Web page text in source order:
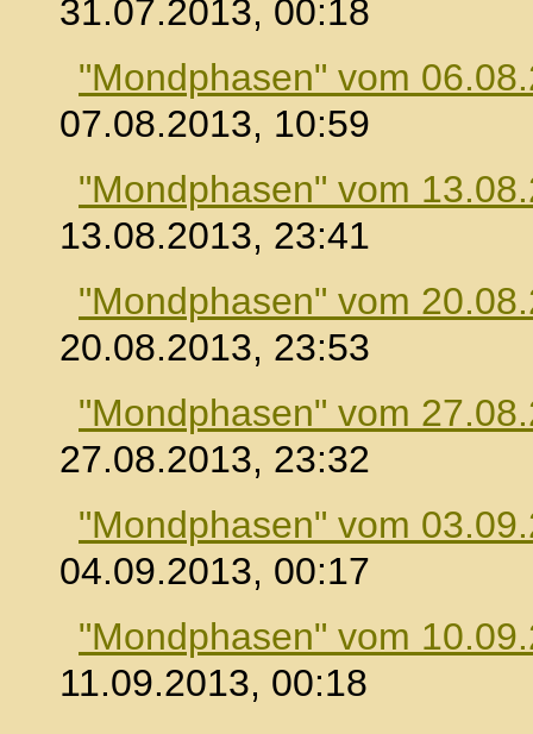
31.07.2013, 00:18
"Mondphasen" vom
07.08.2013, 10:59
"Mondphasen" vom
13.08.2013, 23:41
"Mondphasen" vom
20.08.2013, 23:53
"Mondphasen" vom
27.08.2013, 23:32
"Mondphasen" vom
04.09.2013, 00:17
"Mondphasen" vom
11.09.2013, 00:18